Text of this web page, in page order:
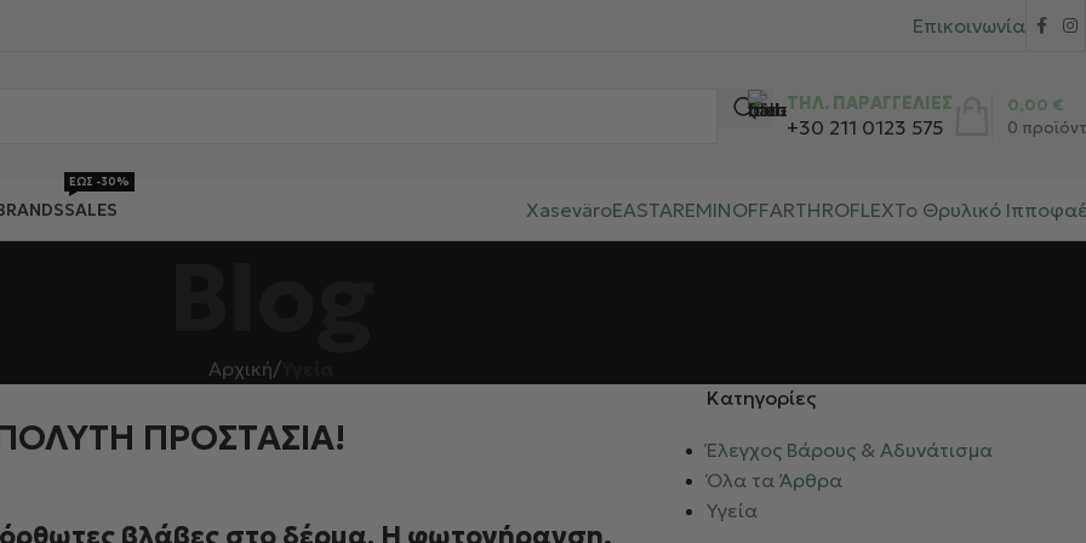
Επικοινωνία
ΤΗΛ. ΠΑΡΑΓΓΕΛΙΕΣ
+30 211 0123 575 0
0,00 €
SALES
ΕΩΣ -30%
XaseväroEASTAREMINOFFARTHROFLEXΤο Θρυλικό
Αρχική/
ΠΡΟΣΤΑΣΙΑ!
βλάβες στο δέρμα. Η φωτογήρανση,
Kατηγορίες
Έλεγχος Βάρους & Αδυνάτισμα
Όλα τα Άρθρα
Υγεία